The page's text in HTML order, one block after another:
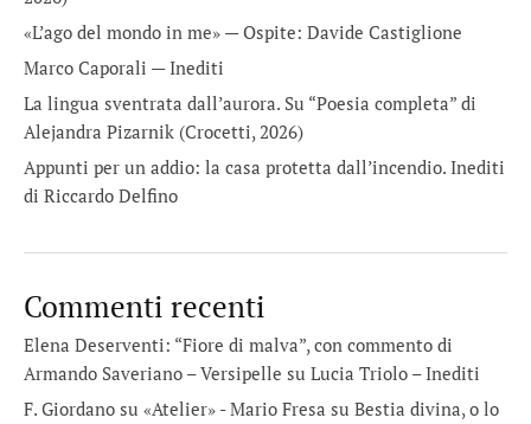
«L’ago del mondo in me» — Ospite: Davide Castiglione
Marco Caporali — Inediti
La lingua sventrata dall’aurora. Su “Poesia completa” di
Alejandra Pizarnik (Crocetti, 2026)
Appunti per un addio: la casa protetta dall’incendio. Inediti
di Riccardo Delfino
Commenti recenti
Elena Deserventi: “Fiore di malva”, con commento di
Armando Saveriano – Versipelle su Lucia Triolo – Inediti
F. Giordano su «Atelier» - Mario Fresa su Bestia divina, o lo